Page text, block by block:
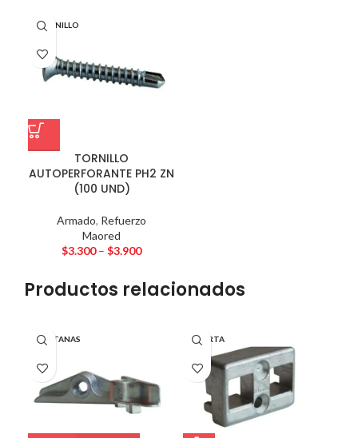
TORNILLO
TORNILLO
AUTOPERFORANTE PH2 ZN
(100 UND)
Armado, Refuerzo
Maored
$3.300– $3.900
Productos relacionados
VENTANAS PUERTA